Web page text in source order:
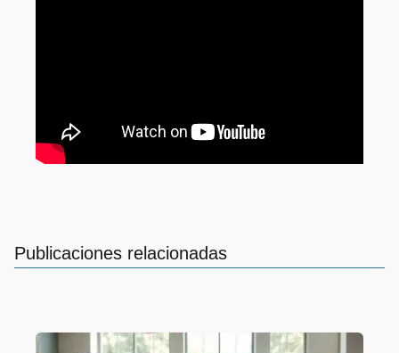
Publicaciones relacionadas